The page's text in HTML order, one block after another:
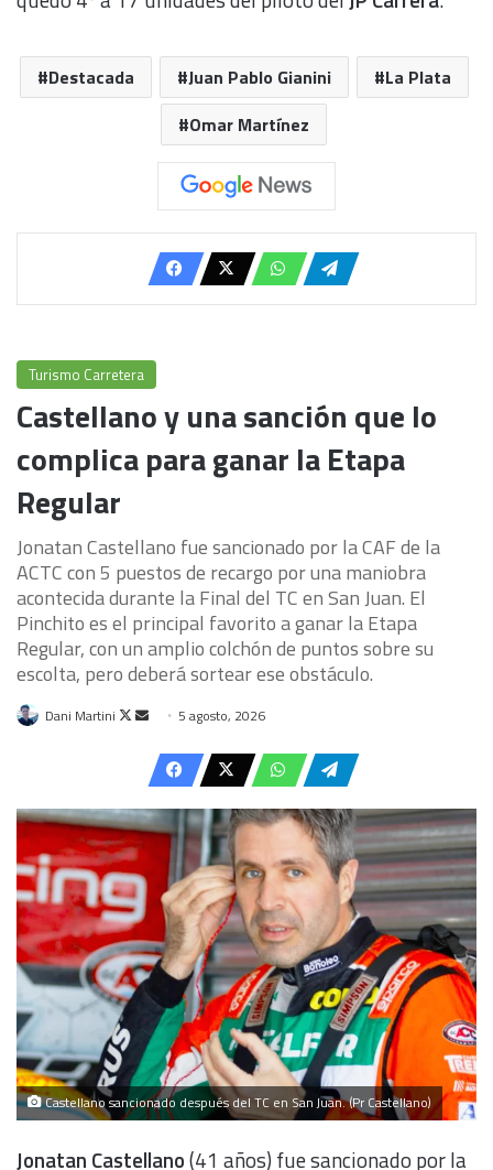
Destacada Juan Pablo Gianini
La Plata
Omar Martínez